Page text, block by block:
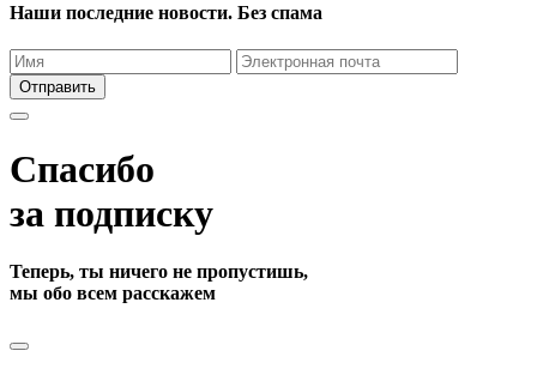
Наши последние новости. Без спама
Отправить
Спасибо
за подписку
Теперь, ты ничего не пропустишь,
мы обо всем расскажем